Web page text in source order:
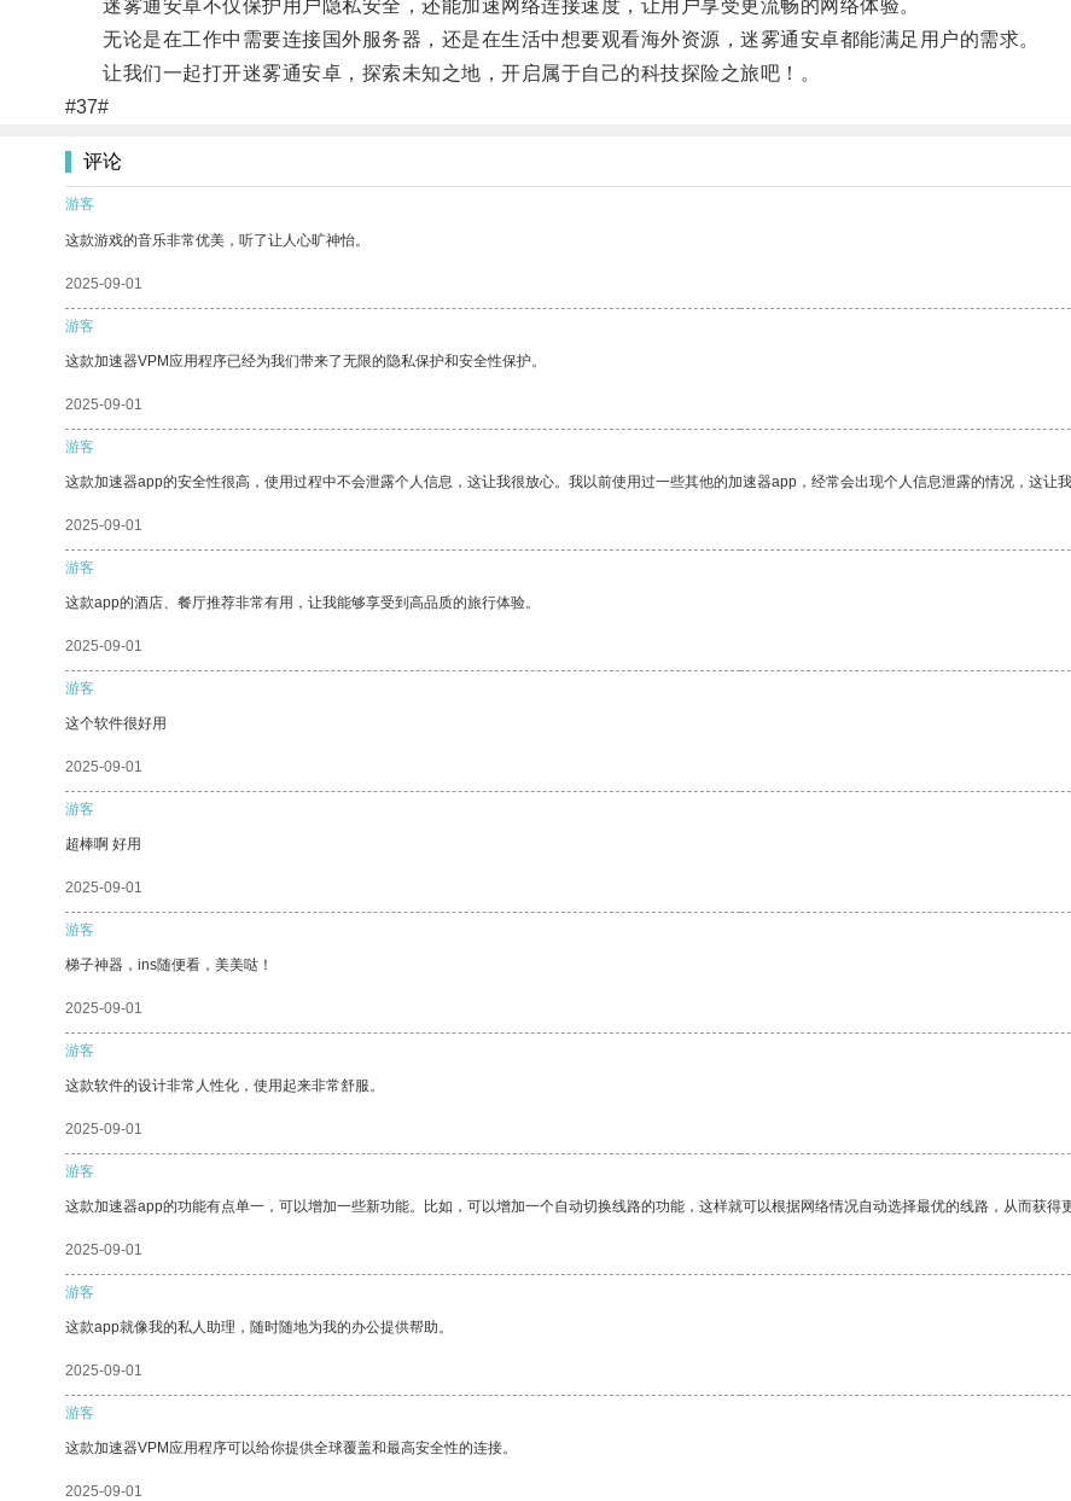
迷雾通安卓不仅保护用户隐私安全，还能加速网络连接速度，让用户享受更流畅的网络体验。
无论是在工作中需要连接国外服务器，还是在生活中想要观看海外资源，迷雾通安卓都能满足用户的需求。
让我们一起打开迷雾通安卓，探索未知之地，开启属于自己的科技探险之旅吧！。
#37#
评论
游客
这款游戏的音乐非常优美，听了让人心旷神怡。
2025-09-01
游客
这款加速器VPM应用程序已经为我们带来了无限的隐私保护和安全性保护。
2025-09-01
游客
这款加速器app的安全性很高，使用过程中不会泄露个人信息，这让我很放心。我以前使用过一些其他的加速器app，经常会出现个人信息泄露的情况，这让我
2025-09-01
游客
这款app的酒店、餐厅推荐非常有用，让我能够享受到高品质的旅行体验。
2025-09-01
游客
这个软件很好用
2025-09-01
游客
超棒啊 好用
2025-09-01
游客
梯子神器，ins随便看，美美哒！
2025-09-01
游客
这款软件的设计非常人性化，使用起来非常舒服。
2025-09-01
游客
这款加速器app的功能有点单一，可以增加一些新功能。比如，可以增加一个自动切换线路的功能，这样就可以根据网络情况自动选择最优的线路，从而获得
2025-09-01
游客
这款app就像我的私人助理，随时随地为我的办公提供帮助。
2025-09-01
游客
这款加速器VPM应用程序可以给你提供全球覆盖和最高安全性的连接。
2025-09-01